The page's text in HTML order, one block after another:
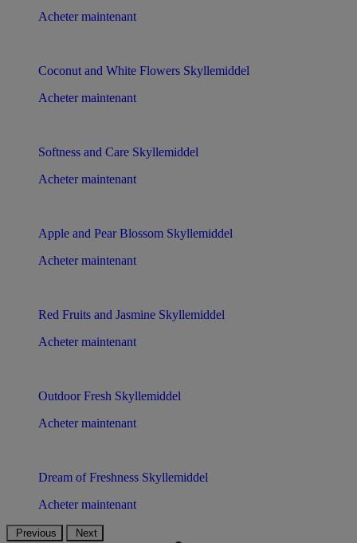
Acheter maintenant
Coconut and White Flowers Skyllemiddel
Acheter maintenant
Softness and Care Skyllemiddel
Acheter maintenant
Apple and Pear Blossom Skyllemiddel
Acheter maintenant
Red Fruits and Jasmine Skyllemiddel
Acheter maintenant
Outdoor Fresh Skyllemiddel
Acheter maintenant
Dream of Freshness Skyllemiddel
Acheter maintenant
Previous Next